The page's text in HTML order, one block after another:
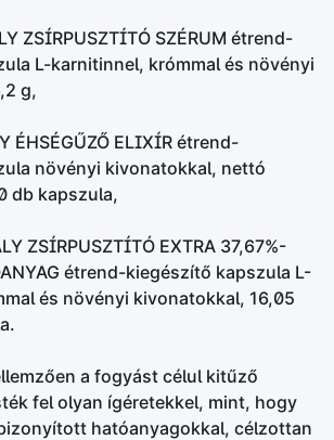
ZSÍRPUSZTÍTÓ SZÉRUM étrend-
L-karnitinnel, krómmal és növényi
g,
ÉHSÉGŰZŐ ELIXÍR étrend-
növényi kivonatokkal, nettó
db kapszula,
ZSÍRPUSZTÍTÓ EXTRA 37,67%-
étrend-kiegészítő kapszula L-
és növényi kivonatokkal, 16,05
a fogyást célul kitűző
fel olyan ígéretekkel, mint, hogy
hatóanyagokkal, célzottan